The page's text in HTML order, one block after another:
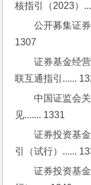
核指引（2023）
公开募集证
1307
证券基金经
联互通指引......
中国证监会
见....... 1331
证券投资基
引（试行）......
证券投资基